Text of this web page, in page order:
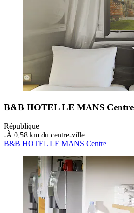
B&B HOTEL LE MANS Centre
République
‐À 0,58 km du centre-ville
B&B HOTEL LE MANS Centre